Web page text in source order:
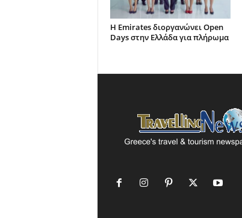
Η Emirates διοργανώνει Open
Days στην Ελλάδα για πλήρωμα